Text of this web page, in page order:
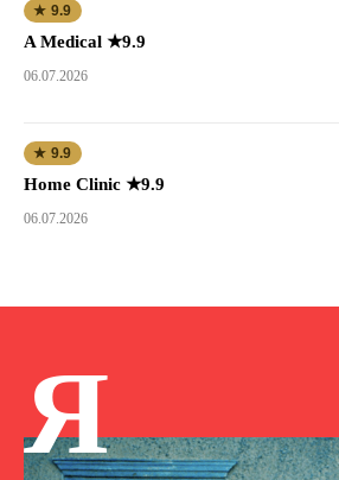
★ 9.9
A Medical ★9.9
06.07.2026
★ 9.9
Home Clinic ★9.9
06.07.2026
Я